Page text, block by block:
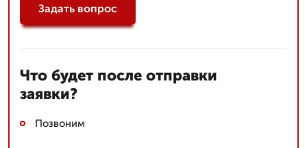
Задать вопрос
Что будет после отправки
заявки?
Позвоним